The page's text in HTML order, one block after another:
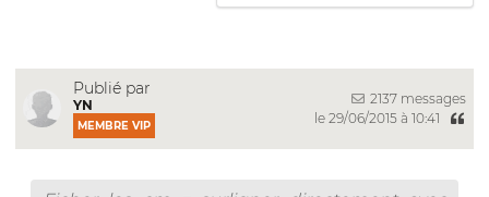
Publié par
YN
MEMBRE VIP
2137 messages
le 29/06/2015 à 10:41